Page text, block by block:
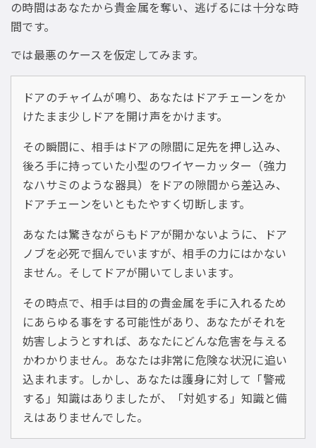
の時間はあなたから貴金属を奪い、逃げるには十分な時
間です。
では最悪のケースを仮定してみます。
ドアのチャイムが鳴り、あなたはドアチェーンをか
けたまま少しドアを開け声をかけます。
その瞬間に、相手はドアの隙間に足先を押し込み、
後ろ手に持っていた小型のワイヤーカッター（強力
なハサミのような器具）をドアの隙間から差込み、
ドアチェーンをいともたやすく切断します。
あなたは驚きながらもドアが開かないように、ドア
ノブを必死で掴んでいますが、相手の力にはかない
ません。そしてドアが開いてしまいます。
その時点で、相手は目的の貴金属を手に入れるため
にあらゆる事をする可能性があり、あなたがそれを
妨害しようとすれば、あなたにどんな危害を与える
かわかりません。あなたは非常に危険な状況に追い
込まれます。しかし、あなたは護身に対して「警戒
する」知識はありましたが、「対処する」知識と備
えはありませんでした。